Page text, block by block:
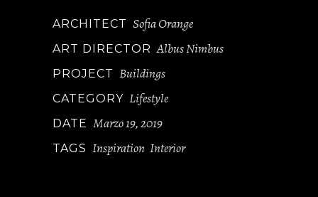
ARCHITECT Sofia Orange
ART DIRECTOR Albus Nimbus
PROJECT Buildings
CATEGORY Lifestyle
DATE Marzo 19, 2019
TAGS Inspiration Interior